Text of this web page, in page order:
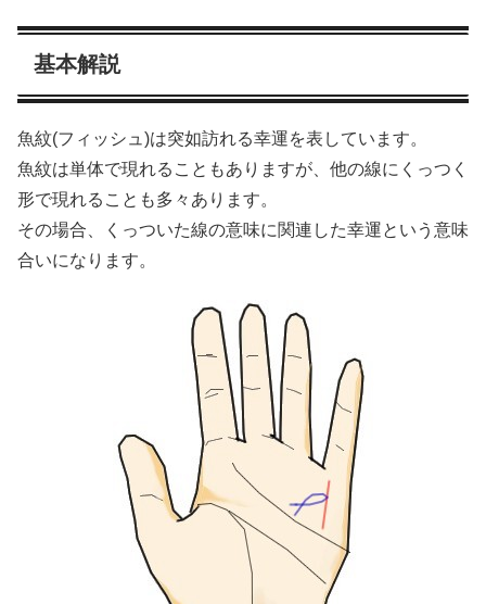
基本解説
魚紋(フィッシュ)は突如訪れる幸運を表しています。
魚紋は単体で現れることもありますが、他の線にくっつく
形で現れることも多々あります。
その場合、くっついた線の意味に関連した幸運という意味
合いになります。